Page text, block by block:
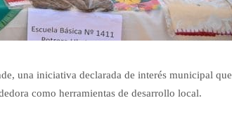
una iniciativa declarada de interés municipal que
como herramientas de desarrollo local.